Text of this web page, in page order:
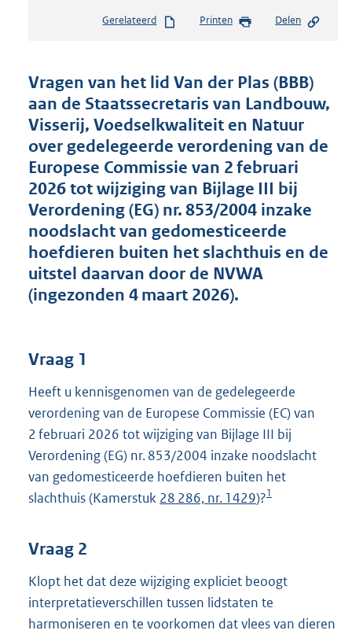
s
n
d
s
g
r
o
t
t
:
4
K
Gerelateerd Printen Delen
Vragen van het lid Van der Plas (BBB)
aan de Staatssecretaris van Landbouw,
Visserij, Voedselkwaliteit en Natuur
over gedelegeerde verordening van de
Europese Commissie van 2 februari
2026 tot wijziging van Bijlage III bij
Verordening (EG) nr. 853/2004 inzake
noodslacht van gedomesticeerde
hoefdieren buiten het slachthuis en de
uitstel daarvan door de NVWA
(ingezonden 4 maart 2026).
Vraag 1
Heeft u kennisgenomen van de gedelegeerde
verordening van de Europese Commissie (EC) van
2 februari 2026 tot wijziging van Bijlage III bij
Verordening (EG) nr. 853/2004 inzake noodslacht
van gedomesticeerde hoefdieren buiten het
slachthuis (Kamerstuk 28 286, nr. 1429)?1
Vraag 2
Klopt het dat deze wijziging expliciet beoogt
interpretatieverschillen tussen lidstaten te
harmoniseren en te voorkomen dat vlees van dieren